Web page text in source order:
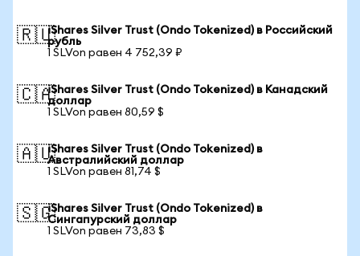
🇷🇺iShares Silver Trust (Ondo Tokenized) в Российский
рубль
1 SLVon равен 4 752,39 ₽
🇨🇦iShares Silver Trust (Ondo Tokenized) в Канадский
доллар
1 SLVon равен 80,59 $
🇦🇺iShares Silver Trust (Ondo Tokenized) в
Австралийский доллар
1 SLVon равен 81,74 $
🇸🇬iShares Silver Trust (Ondo Tokenized) в
Сингапурский доллар
1 SLVon равен 73,83 $